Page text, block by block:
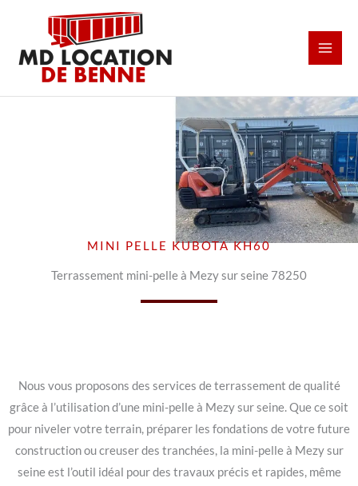
contenu
MINI PELLE KUBOTA KH60
Terrassement mini-pelle à Mezy sur seine 78250
Nous vous proposons des services de terrassement de qualité
grâce à l’utilisation d’une mini-pelle à Mezy sur seine. Que ce soit
pour niveler votre terrain, préparer les fondations de votre future
construction ou creuser des tranchées, la mini-pelle à Mezy sur
seine est l’outil idéal pour des travaux précis et rapides, même